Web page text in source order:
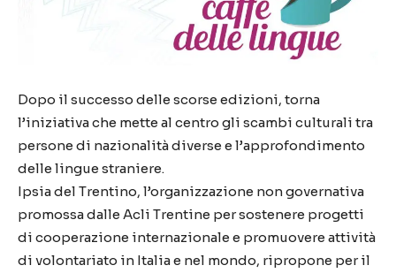
Dopo il successo delle scorse edizioni, torna
l’iniziativa che mette al centro gli scambi culturali tra
persone di nazionalità diverse e l’approfondimento
delle lingue straniere.
Ipsia del Trentino, l’organizzazione non governativa
promossa dalle Acli Trentine per sostenere progetti
di cooperazione internazionale e promuovere attività
di volontariato in Italia e nel mondo, ripropone per il